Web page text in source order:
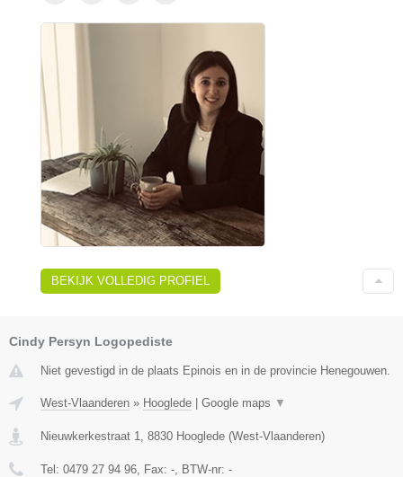
BEKIJK VOLLEDIG PROFIEL
Cindy Persyn Logopediste
Niet gevestigd in de plaats Epinois en in de provincie Henegouwen.
West-Vlaanderen » Hooglede Google maps ▼
Nieuwkerkestraat 1 8830 Hooglede (West-Vlaanderen)
Tel: 0479 27 94 96 , Fax: - , BTW-nr: -